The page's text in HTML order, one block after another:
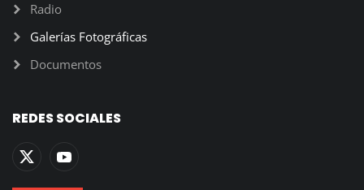
Radio
Galerías Fotográficas
Documentos
REDES SOCIALES